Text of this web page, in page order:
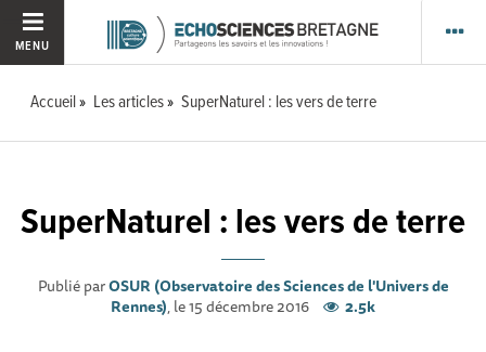
MENU
Accueil Les articles SuperNaturel : les vers de terre
SuperNaturel : les vers de terre
Publié parOSUR (Observatoire des Sciences de l'Univers de
Rennes), le 15 décembre 2016 2.5k